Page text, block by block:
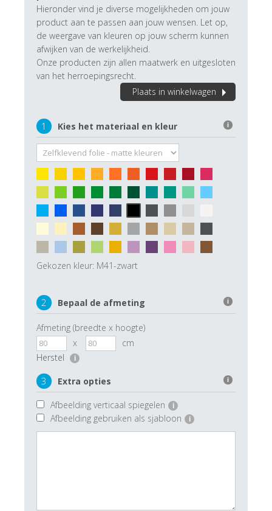
Hieronder vind je diverse mogelijkheden om jouw
product aan te passen aan jouw wensen. Let op,
de weergave van kleuren op jouw scherm kunnen
afwijken van de werkelijkheid.
Onze producten zijn allen maatwerk en uitgesloten
van het herroepingsrecht.
Plaats in winkelwagen
1 Kies het materiaal en kleur i
Gekozen kleur: M41-zwart
2 Bepaal de afmeting i
Afmeting (breedte x hoogte)
x
cm
Herstel
i
3 Extra opties i
Afbeelding verticaal spiegelen i
Afbeelding gebruiken als sjabloon i